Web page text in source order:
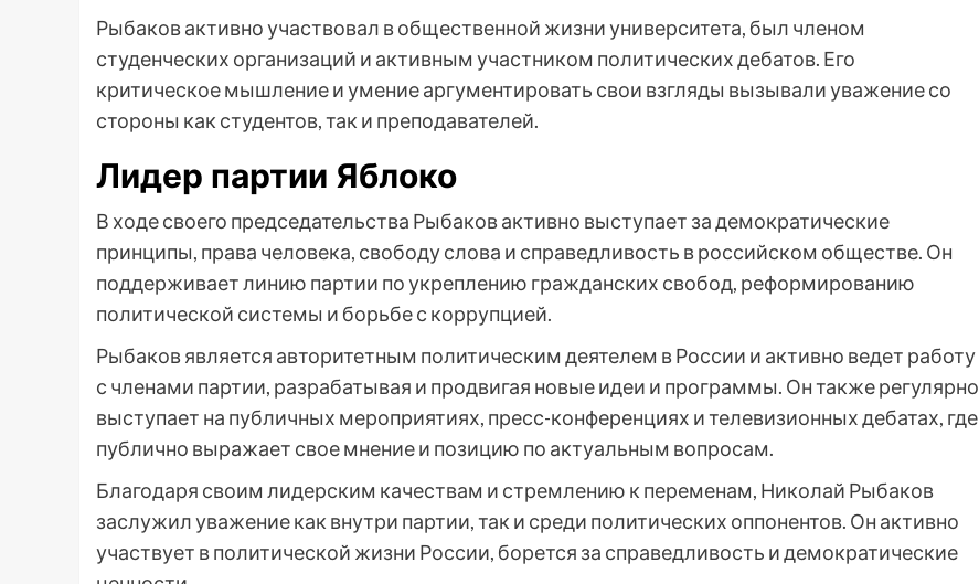
Рыбаков активно участвовал в общественной жизни университета, был членом
студенческих организаций и активным участником политических дебатов. Его
критическое мышление и умение аргументировать свои взгляды вызывали уважение со
стороны как студентов, так и преподавателей.
Лидер партии Яблоко
В ходе своего председательства Рыбаков активно выступает за демократические
принципы, права человека, свободу слова и справедливость в российском обществе. Он
поддерживает линию партии по укреплению гражданских свобод, реформированию
политической системы и борьбе с коррупцией.
Рыбаков является авторитетным политическим деятелем в России и активно ведет работу
с членами партии, разрабатывая и продвигая новые идеи и программы. Он также регулярно
выступает на публичных мероприятиях, пресс-конференциях и телевизионных дебатах, где
публично выражает свое мнение и позицию по актуальным вопросам.
Благодаря своим лидерским качествам и стремлению к переменам, Николай Рыбаков
заслужил уважение как внутри партии, так и среди политических оппонентов. Он активно
участвует в политической жизни России, борется за справедливость и демократические